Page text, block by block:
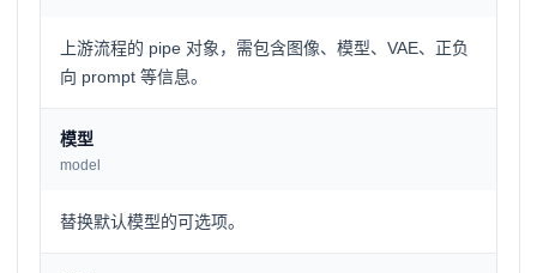
上游流程的 pipe 对象，需包含图像、模型、VAE、正负
向 prompt 等信息。
模型
model
替换默认模型的可选项。